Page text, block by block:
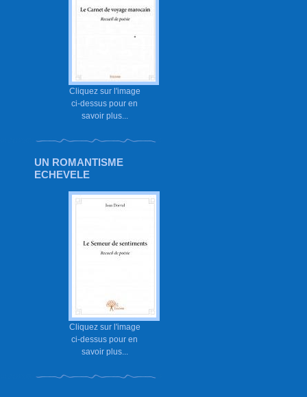
Cliquez sur l'image
ci-dessus pour en
savoir plus...
UN ROMANTISME
ECHEVELE
Cliquez sur l'image
ci-dessus pour en
savoir plus...